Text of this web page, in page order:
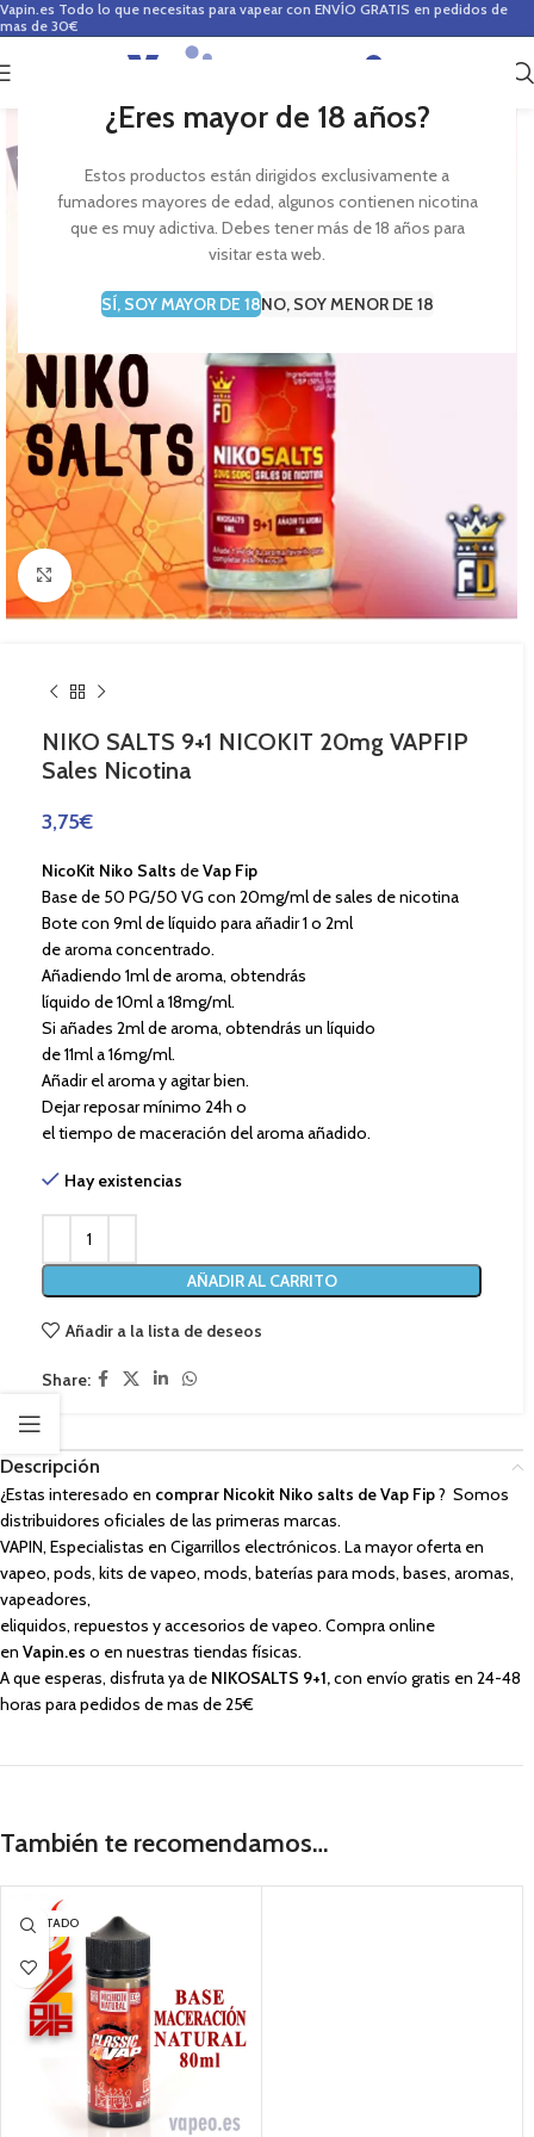
¿Eres mayor de 18 años?
Estos productos están dirigidos exclusivamente a
fumadores mayores de edad, algunos contienen nicotina
que es muy adictiva. Debes tener más de 18 años para
visitar esta web.
SÍ, SOY MAYOR DE 18NO, SOY MENOR DE 18
Vapin.es Todo lo que necesitas para vapear con ENVÍO GRATIS en pedidos de
mas de 30€
0
Haga Click para agrandar
NIKO SALTS 9+1 NICOKIT 20mg VAPFIP
Sales Nicotina
3,75€
NicoKit Niko Salts deVap Fip
Base de 50 PG/50 VG con 20mg/ml de sales de nicotina
Bote con 9ml de líquido para añadir 1 o 2ml
de aroma concentrado.
Añadiendo 1ml de aroma, obtendrás
líquido de 10ml a 18mg/ml.
Si añades 2ml de aroma, obtendrás un líquido
de 11ml a 16mg/ml.
Añadir el aroma y agitar bien.
Dejar reposar mínimo 24h o
el tiempo de maceración del aroma añadido.
Hay existencias
AÑADIR AL CARRITO
Añadir a la lista de deseos
Share:
Descripción
¿Estas interesado en comprar Nicokit Niko salts de Vap Fip? Somos
distribuidores oficiales de las primeras marcas.
VAPIN, Especialistas en Cigarrillos electrónicos. La mayor oferta en
vapeo, pods, kits de vapeo, mods, baterías para mods, bases, aromas,
vapeadores,
eliquidos, repuestos y accesorios de vapeo. Compra online
en Vapin.es o en nuestras tiendas físicas.
A que esperas, disfruta ya de NIKOSALTS 9+1,con envío gratis en 24-48
horas para pedidos de mas de 25€
También te recomendamos…
AGOTADO